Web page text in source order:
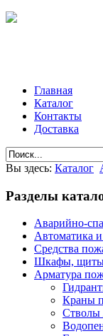
Главная
Каталог
Контакты
Доставка
Вы здесь: Каталог
Разделы
Аварийно-
Автоматика
Средства
Шкафы,
Арматура
Краны
Стволы